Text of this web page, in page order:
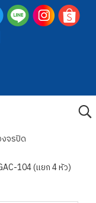
จรปิด
104 (แยก 4 หัว)